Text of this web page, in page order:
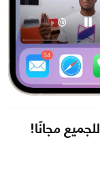
مجانًا!